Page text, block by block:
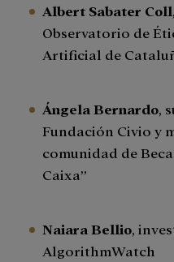
Albert Sabater Coll,
Observatorio de
Artificial de
Ángela Bernardo,
Fundación Civio y
comunidad de
Caixa”
Naiara Bellio,
AlgorithmWatch